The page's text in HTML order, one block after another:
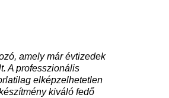
amely már évtizedek
A professzionális
elképzelhetetlen
kiváló fedő